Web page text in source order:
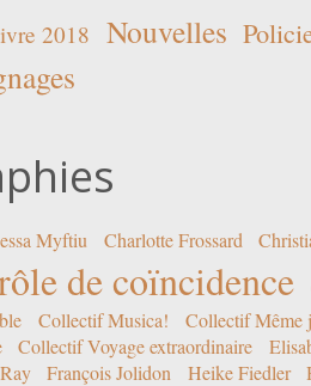
2018 Nouvelles
Myftiu Charlotte Frossard
de coïncidence
Collectif Musica! Collectif Même
Collectif Voyage extraordinaire
François Jolidon Heike Fiedler